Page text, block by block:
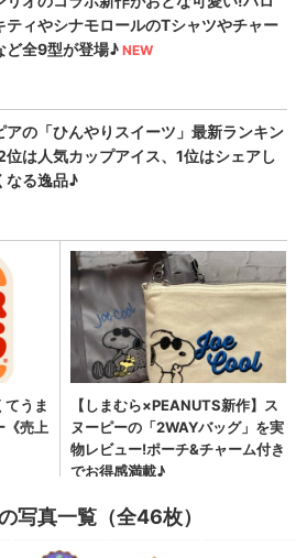
写真一覧（全46枚）